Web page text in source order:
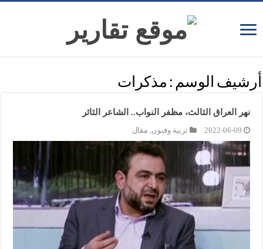
أرشيف الوسم : مذكرات
نهر العراق الثالث، مظفر النواب.. الشاعر الثائر
2022-06-09 تربية وفنون مقال